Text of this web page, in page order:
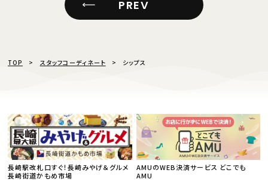
PREV
TOP スタッフコーディネート シップス
長崎駅改札口すぐ！長崎みやげ＆グルメ
長崎街道かもめ市場
AMUのWEB決済サービス どこでも
AMU